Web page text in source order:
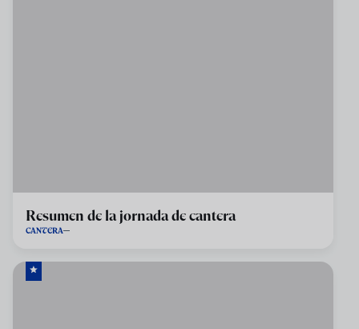
Resumen de la jornada de cantera
CANTERA